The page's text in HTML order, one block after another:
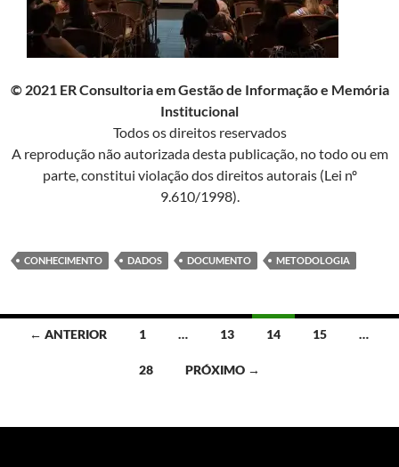
© 2021 ER Consultoria em Gestão de Informação e Memória
Institucional
Todos os direitos reservados
A reprodução não autorizada desta publicação, no todo ou em
parte, constitui violação dos direitos autorais (Lei nº
9.610/1998).
CONHECIMENTO DADOS DOCUMENTO METODOLOGIA
Navegação
← ANTERIOR 1 … 13 14 15 …
28 PRÓXIMO →